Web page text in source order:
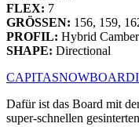
FLEX: 7
GRÖSSEN: 156, 159,
PROFIL: Hybrid Camber
SHAPE: Directional
Dafür ist das Board mit
super-schnellen